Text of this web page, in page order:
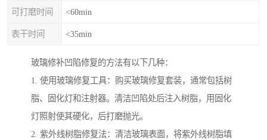
可打磨时间 <60min
表干时间 <35min
玻璃修补凹陷修复的方法有以下几种：
1. 使用玻璃修复工具：购买玻璃修复套装，通常包括树
脂、固化灯和注射器。清洁凹陷处后注入树脂，用固化
灯照射使其硬化，后打磨抛光。
2. 紫外线树脂修复法：清洁玻璃表面，将紫外线树脂填